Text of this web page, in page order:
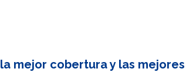
mejor cobertura y las mejores